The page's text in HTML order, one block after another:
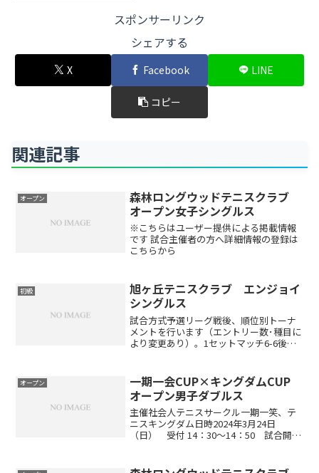
スポンサーリンク
シェアする
X Facebook LINE
コピー
関連記事
オープン
森林ロングウッドテニスクラブ
オープン女子シングルス
※こちらはユーザー提供による掲載情報
です 試合主催者の方へ詳細情報の登録は
こちらから
初級
旭ヶ丘テニスクラブ エンジョイ
シングルス
試合方式予選リーグ戦後、順位別トーナ
メントを行います（エントリー数･種目に
より変更あり）。1セットマッチ6-6後タ
初・中級者対象です。旭ヶ丘テニスクラ
ブにおける上級者...
オープン
一期一会CUP×キングダムCUP
オープン男子ダブルス
主催社会人テニスサークル一期一笑、テ
ニスキングダム日時2024年3月24日
（日） 受付 14：30～14：50 試合開始
ートのため天候による中止はございませ